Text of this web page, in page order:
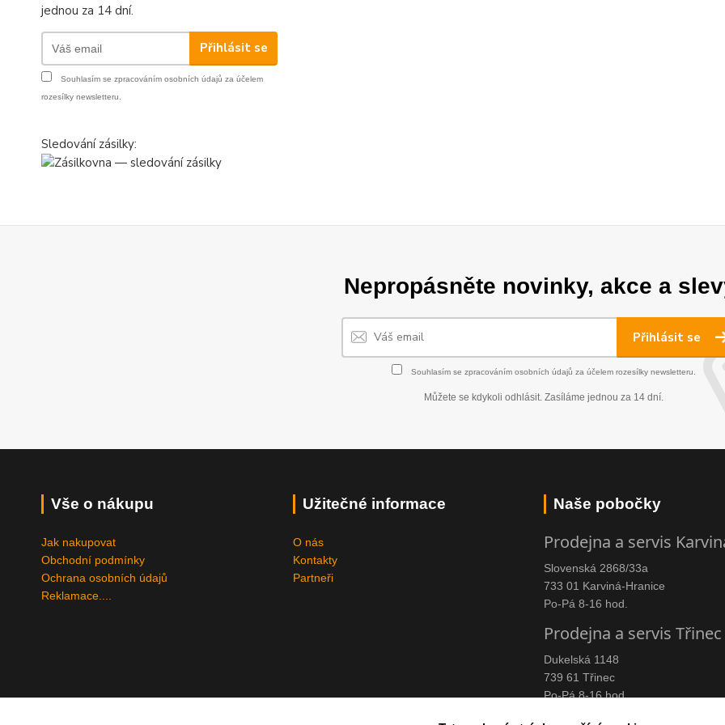
jednou za 14 dní.
Přihlásit se
Souhlasím se zpracováním osobních údajů za účelem
rozesílky newsletteru.
Sledování zásilky:
Nepropásněte novinky, akce a
Přihlásit se
Souhlasím se zpracováním osobních údajů za účelem rozesílky newsletteru.
Můžete se kdykoli odhlásit. Zasíláme jednou za 14 dní.
Vše o nákupu
Jak nakupovat
Obchodní podmínky
Ochrana osobních údajů
Reklamace....
Užitečné informace
O nás
Kontakty
Partneři
Naše pobočky
Prodejna a servis
Slovenská 2868/33a
733 01 Karviná-Hranice
Po-Pá 8-16 hod.
Prodejna a servis Třinec
Dukelská 1148
739 61 Třinec
Po-Pá 8-16 hod.